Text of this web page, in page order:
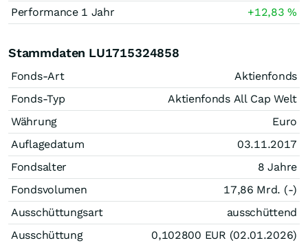
Performance 1 Jahr
+12,83%
Stammdaten LU1715324858
Fonds-Art
Aktienfonds
Fonds-Typ
Aktienfonds All Cap Welt
Währung
Euro
Auflagedatum
03.11.2017
Fondsalter
8 Jahre
Fondsvolumen
17,86 Mrd. (-)
Ausschüttungsart
ausschüttend
Ausschüttung
0,102800 EUR (02.01.2026)